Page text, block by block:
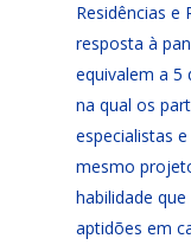
Residências e
resposta à
equivalem a 5
na qual os
especialistas
mesmo
habilidade
aptidões em